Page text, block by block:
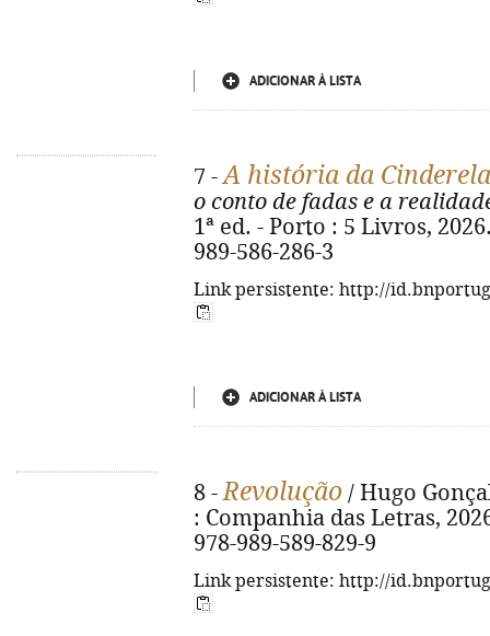
ADICIONAR À LISTA
7 -A história da
o conto de fadas e a
1ª ed. - Porto : 5 Livros,
989-586-286-3
Link persistente: http://
ADICIONAR À LISTA
8 -Revolução / Hugo
: Companhia das Letras,
978-989-589-829-9
Link persistente: http://